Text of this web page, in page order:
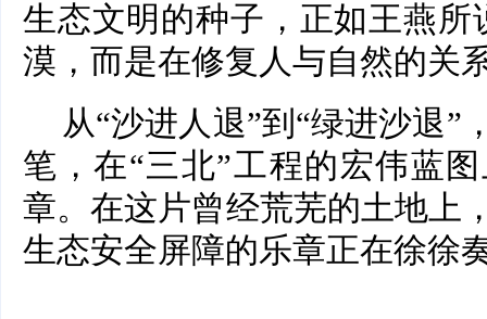
生态文明的种子，正如王燕所
漠，而是在修复人与自然的关
从“沙进人退”到“绿进沙退”
笔，在“三北”工程的宏伟蓝
章。在这片曾经荒芜的土地上
生态安全屏障的乐章正在徐徐